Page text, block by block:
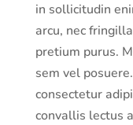
in sollicitudin
arcu, nec
pretium purus.
sem vel
consectetur
convallis lectus